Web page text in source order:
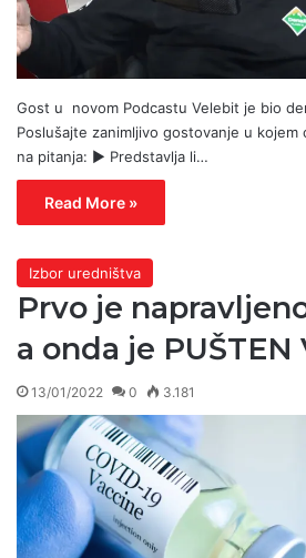
Gost u novom Podcastu Velebit je bio
Poslušajte zanimljivo gostovanje u
na pitanja: ► Predstavlja li…
Read More »
Izbor uredništva
Prvo je
a onda je PUŠTEN
13/01/2022 0 3.181